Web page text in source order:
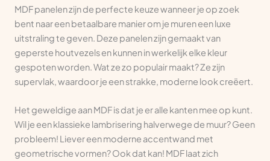
MDF panelen zijn de perfecte keuze wanneer je op zoek
bent naar een betaalbare manier om je muren een luxe
uitstraling te geven. Deze panelen zijn gemaakt van
geperste houtvezels en kunnen in werkelijk elke kleur
gespoten worden. Wat ze zo populair maakt? Ze zijn
supervlak, waardoor je een strakke, moderne look creëert.
Het geweldige aan MDF is dat je er alle kanten mee op kunt.
Wil je een klassieke lambrisering halverwege de muur? Geen
probleem! Liever een moderne accentwand met
geometrische vormen? Ook dat kan! MDF laat zich